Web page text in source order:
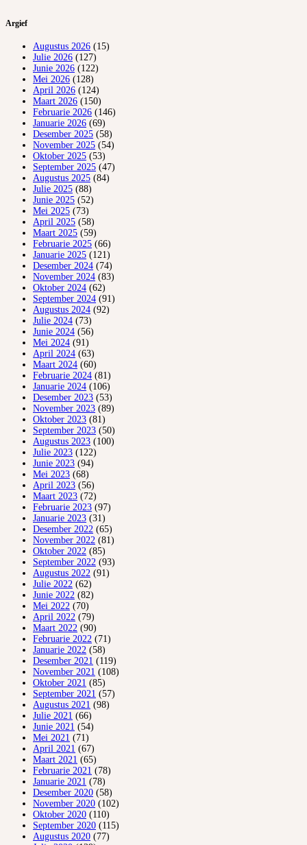
Argief
Augustus 2026 (15)
Julie 2026 (127)
Junie 2026 (122)
Mei 2026 (128)
April 2026 (124)
Maart 2026 (150)
Februarie 2026 (146)
Januarie 2026 (69)
Desember 2025 (58)
November 2025 (54)
Oktober 2025 (53)
September 2025 (47)
Augustus 2025 (84)
Julie 2025 (88)
Junie 2025 (52)
Mei 2025 (73)
April 2025 (58)
Maart 2025 (59)
Februarie 2025 (66)
Januarie 2025 (121)
Desember 2024 (74)
November 2024 (83)
Oktober 2024 (62)
September 2024 (91)
Augustus 2024 (92)
Julie 2024 (73)
Junie 2024 (56)
Mei 2024 (91)
April 2024 (63)
Maart 2024 (60)
Februarie 2024 (81)
Januarie 2024 (106)
Desember 2023 (53)
November 2023 (89)
Oktober 2023 (81)
September 2023 (50)
Augustus 2023 (100)
Julie 2023 (122)
Junie 2023 (94)
Mei 2023 (68)
April 2023 (56)
Maart 2023 (72)
Februarie 2023 (97)
Januarie 2023 (31)
Desember 2022 (65)
November 2022 (81)
Oktober 2022 (85)
September 2022 (93)
Augustus 2022 (91)
Julie 2022 (62)
Junie 2022 (82)
Mei 2022 (70)
April 2022 (79)
Maart 2022 (90)
Februarie 2022 (71)
Januarie 2022 (58)
Desember 2021 (119)
November 2021 (108)
Oktober 2021 (85)
September 2021 (57)
Augustus 2021 (98)
Julie 2021 (66)
Junie 2021 (54)
Mei 2021 (71)
April 2021 (67)
Maart 2021 (65)
Februarie 2021 (78)
Januarie 2021 (78)
Desember 2020 (58)
November 2020 (102)
Oktober 2020 (110)
September 2020 (115)
Augustus 2020 (77)